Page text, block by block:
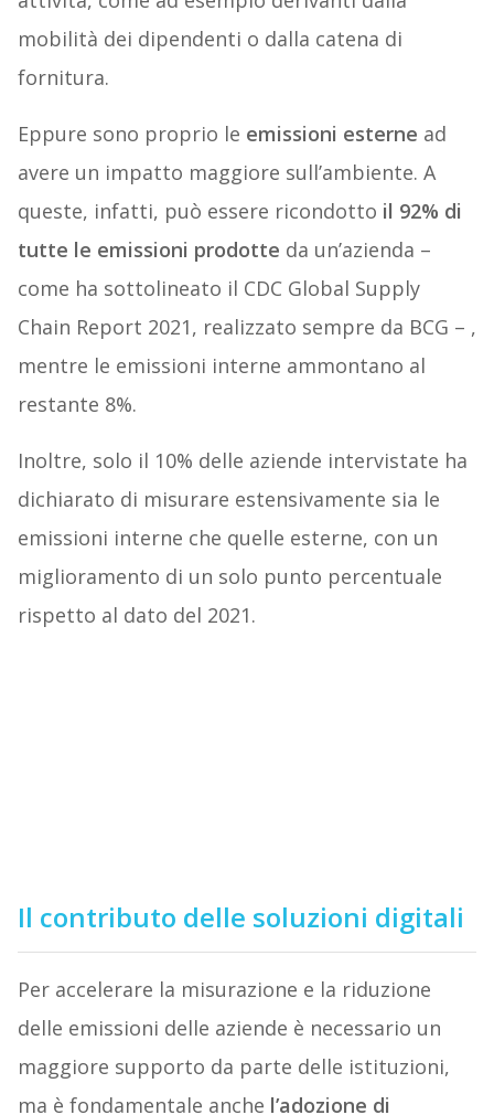
mobilità dei dipendenti o dalla catena di
fornitura.
Eppure sono proprio le emissioni esterne ad
avere un impatto maggiore sull’ambiente. A
queste, infatti, può essere ricondotto il 92% di
tutte le emissioni prodotte da un’azienda –
come ha sottolineato il CDC Global Supply
Chain Report 2021, realizzato sempre da BCG – ,
mentre le emissioni interne ammontano al
restante 8%.
Inoltre, solo il 10% delle aziende intervistate ha
dichiarato di misurare estensivamente sia le
emissioni interne che quelle esterne, con un
miglioramento di un solo punto percentuale
rispetto al dato del 2021.
Il contributo delle soluzioni digitali
Per accelerare la misurazione e la riduzione
delle emissioni delle aziende è necessario un
maggiore supporto da parte delle istituzioni,
ma è fondamentale anche l’adozione di